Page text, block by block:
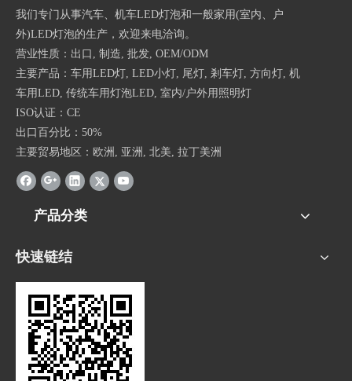
我们专门从事汽车、机车LED灯泡和一般家用(室内、户
外)LED灯泡的生产，欢迎来电洽询。
营业性质：出口, 制造, 批发, OEM/ODM
主要产品：车用LED灯, LED小灯, 尾灯, 剎车灯, 方向灯, 机
车用LED, 传统车用灯泡LED, 室内/户外用照明灯
ISO认证：CE
出口百分比：50%
主要贸易地区：欧洲, 亚洲, 北美, 拉丁美洲
产品分类
快速链结